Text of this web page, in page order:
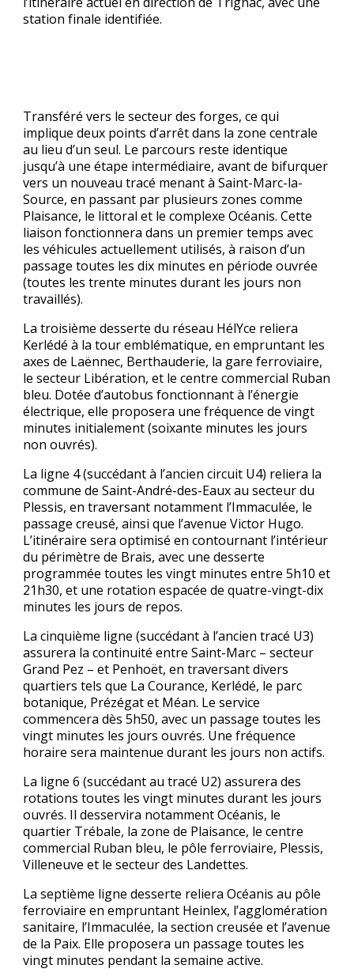
station finale identifiée.
Transféré vers le secteur des forges, ce qui
implique deux points d’arrêt dans la zone centrale
au lieu d’un seul. Le parcours reste identique
jusqu’à une étape intermédiaire, avant de bifurquer
vers un nouveau tracé menant à Saint-Marc-la-
Source, en passant par plusieurs zones comme
Plaisance, le littoral et le complexe Océanis. Cette
liaison fonctionnera dans un premier temps avec
les véhicules actuellement utilisés, à raison d’un
passage toutes les dix minutes en période ouvrée
(toutes les trente minutes durant les jours non
travaillés).
La troisième desserte du réseau HélYce reliera
Kerlédé à la tour emblématique, en empruntant les
axes de Laënnec, Berthauderie, la gare ferroviaire,
le secteur Libération, et le centre commercial Ruban
bleu. Dotée d’autobus fonctionnant à l’énergie
électrique, elle proposera une fréquence de vingt
minutes initialement (soixante minutes les jours
non ouvrés).
La ligne 4 (succédant à l’ancien circuit U4) reliera la
commune de Saint-André-des-Eaux au secteur du
Plessis, en traversant notamment l’Immaculée, le
passage creusé, ainsi que l’avenue Victor Hugo.
L’itinéraire sera optimisé en contournant l’intérieur
du périmètre de Brais, avec une desserte
programmée toutes les vingt minutes entre 5h10 et
21h30, et une rotation espacée de quatre-vingt-dix
minutes les jours de repos.
La cinquième ligne (succédant à l’ancien tracé U3)
assurera la continuité entre Saint-Marc – secteur
Grand Pez – et Penhoët, en traversant divers
quartiers tels que La Courance, Kerlédé, le parc
botanique, Prézégat et Méan. Le service
commencera dès 5h50, avec un passage toutes les
vingt minutes les jours ouvrés. Une fréquence
horaire sera maintenue durant les jours non actifs.
La ligne 6 (succédant au tracé U2) assurera des
rotations toutes les vingt minutes durant les jours
ouvrés. Il desservira notamment Océanis, le
quartier Trébale, la zone de Plaisance, le centre
commercial Ruban bleu, le pôle ferroviaire, Plessis,
Villeneuve et le secteur des Landettes.
La septième ligne desserte reliera Océanis au pôle
ferroviaire en empruntant Heinlex, l’agglomération
sanitaire, l’Immaculée, la section creusée et l’avenue
de la Paix. Elle proposera un passage toutes les
vingt minutes pendant la semaine active.